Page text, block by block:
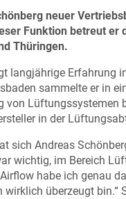
neuer
Funktion betreut er
Thüringen.
langjährige Erfahrung
sammelte er in
von Lüftungssystemen
in der
sich Andreas
wichtig, im Bereich
habe ich genau
wirklich überzeugt bin.“